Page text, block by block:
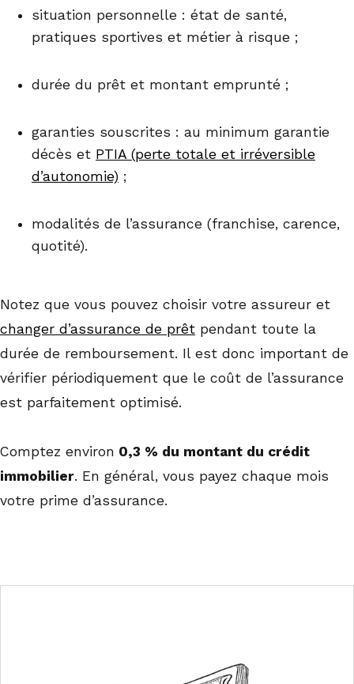
situation personnelle : état de santé,
pratiques sportives et métier à risque ;
durée du prêt et montant emprunté ;
garanties souscrites : au minimum garantie
décès et PTIA (perte totale et irréversible
d’autonomie) ;
modalités de l’assurance (franchise, carence,
quotité).
Notez que vous pouvez choisir votre assureur et
changer d’assurance de prêt pendant toute la
durée de remboursement. Il est donc important de
vérifier périodiquement que le coût de l’assurance
est parfaitement optimisé.
Comptez environ 0,3 % du montant du crédit
immobilier. En général, vous payez chaque mois
votre prime d’assurance.